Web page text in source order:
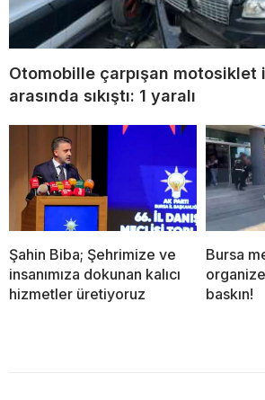
Otomobille çarpışan motosiklet
arasında sıkıştı: 1 yaralı
Şahin Biba; Şehrimize ve
insanımıza dokunan kalıcı
hizmetler üretiyoruz
Bursa
baskın!